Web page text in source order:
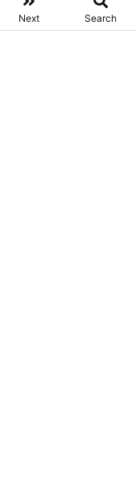
Next Search